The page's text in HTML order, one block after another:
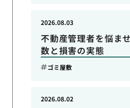
不動産管理者を悩ま
数と損害の実態
2026.08.03
ゴミ屋敷
2026.08.02